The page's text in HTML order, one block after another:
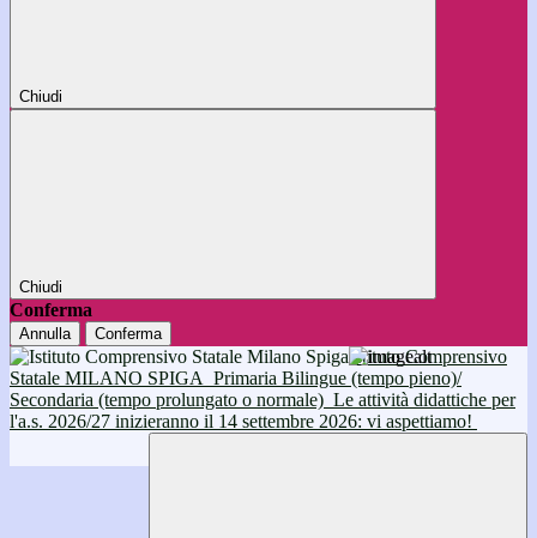
Chiudi
Chiudi
Conferma
Annulla Conferma
Istituto Comprensivo
Statale MILANO SPIGA Primaria Bilingue (tempo pieno)/
Secondaria (tempo prolungato o normale) Le attività didattiche per
l'a.s. 2026/27 inizieranno il 14 settembre 2026: vi aspettiamo!